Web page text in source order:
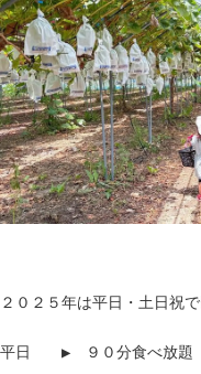
２０２５年は平日・土日祝で
平日 ▶
９０分食べ放題